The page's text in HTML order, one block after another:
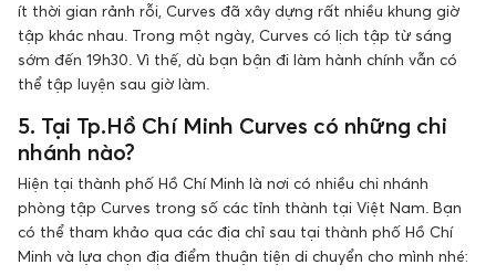
ít thời gian rảnh rỗi, Curves đã xây dựng rất nhiều khung giờ
tập khác nhau. Trong một ngày, Curves có lịch tập từ sáng
sớm đến 19h30. Vì thế, dù bạn bận đi làm hành chính vẫn có
thể tập luyện sau giờ làm.
5. Tại Tp.Hồ Chí Minh Curves có những chi
nhánh nào?
Hiện tại thành phố Hồ Chí Minh là nơi có nhiều chi nhánh
phòng tập Curves trong số các tỉnh thành tại Việt Nam. Bạn
có thể tham khảo qua các địa chỉ sau tại thành phố Hồ Chí
Minh và lựa chọn địa điểm thuận tiện di chuyển cho mình nhé: